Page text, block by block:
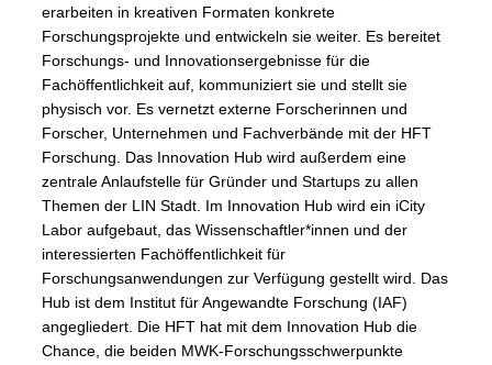
erarbeiten in kreativen Formaten konkrete
Forschungsprojekte und entwickeln sie weiter. Es bereitet
Forschungs- und Innovationsergebnisse für die
Fachöffentlichkeit auf, kommuniziert sie und stellt sie
physisch vor. Es vernetzt externe Forscherinnen und
Forscher, Unternehmen und Fachverbände mit der HFT
Forschung. Das Innovation Hub wird außerdem eine
zentrale Anlaufstelle für Gründer und Startups zu allen
Themen der LIN Stadt. Im Innovation Hub wird ein iCity
Labor aufgebaut, das Wissenschaftler*innen und der
interessierten Fachöffentlichkeit für
Forschungsanwendungen zur Verfügung gestellt wird. Das
Hub ist dem Institut für Angewandte Forschung (IAF)
angegliedert. Die HFT hat mit dem Innovation Hub die
Chance, die beiden MWK-Forschungsschwerpunkte